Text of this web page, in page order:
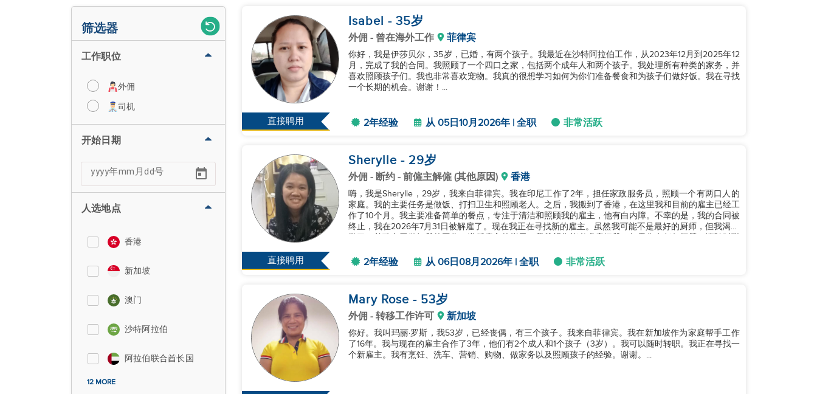
筛选器
工作职位
外佣
司机
开始日期
人选地点
香港
新加坡
澳门
沙特阿拉伯
阿拉伯联合酋长国
12 MORE
直接聘用
Isabel - 35岁
外佣 - 曾在海外工作 菲律宾
你好，我是伊莎贝尔，35岁，已婚，有两个孩子。我最近在沙特阿拉伯工作，从2023年12月到2025年12
月，完成了我的合同。我照顾了一个四口之家，包括两个成年人和两个孩子。我处理所有种类的家务，并
喜欢照顾孩子们。我也非常喜欢宠物。我真的很想学习如何为你们准备餐食和为孩子们做好饭。我在寻找
一个长期的机会。谢谢！...
2年经验 从 05日10月2026年 | 全职 非常活跃
直接聘用
Sherylle - 29岁
外佣 - 断约 - 前僱主解僱 (其他原因) 香港
嗨，我是Sherylle，29岁，我来自菲律宾。我在印尼工作了2年，担任家政服务员，照顾一个有两口人的
家庭。我的主要任务是做饭、打扫卫生和照顾老人。之后，我搬到了香港，在这里我和目前的雇主已经工
作了10个月。我主要准备简单的餐点，专注于清洁和照顾我的雇主，他有白内障。不幸的是，我的合同被
终止，我在2026年7月31日被解雇了。现在我正在寻找新的雇主。虽然我可能不是最好的厨师，但我渴望
2年经验 从 06日08月2026年 | 全职 非常活跃
Mary Rose - 53岁
外佣 - 转移工作许可 新加坡
你好。我叫玛丽·罗斯，我53岁，已经丧偶，有三个孩子。我来自菲律宾。我在新加坡作为家庭帮手工作
了16年。我与现在的雇主合作了3年，他们有2个成人和1个孩子（3岁）。我可以随时转职。我正在寻找一
个新雇主。我有烹饪、洗车、营销、购物、做家务以及照顾孩子的经验。谢谢。...